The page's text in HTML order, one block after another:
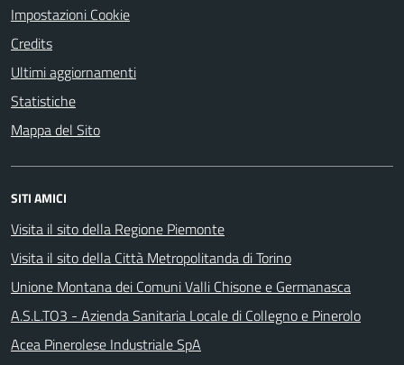
Impostazioni Cookie
Credits
Ultimi aggiornamenti
Statistiche
Mappa del Sito
SITI AMICI
Visita il sito della Regione Piemonte
Visita il sito della Città Metropolitanda di Torino
Unione Montana dei Comuni Valli Chisone e Germanasca
A.S.L.TO3 - Azienda Sanitaria Locale di Collegno e Pinerolo
Acea Pinerolese Industriale SpA